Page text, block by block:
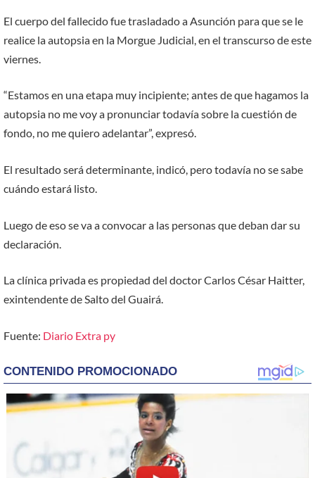
El cuerpo del fallecido fue trasladado a Asunción para que se le
realice la autopsia en la Morgue Judicial, en el transcurso de este
viernes.
“Estamos en una etapa muy incipiente; antes de que hagamos la
autopsia no me voy a pronunciar todavía sobre la cuestión de
fondo, no me quiero adelantar”, expresó.
El resultado será determinante, indicó, pero todavía no se sabe
cuándo estará listo.
Luego de eso se va a convocar a las personas que deban dar su
declaración.
La clínica privada es propiedad del doctor Carlos César Haitter,
exintendente de Salto del Guairá.
Fuente: Diario Extra py